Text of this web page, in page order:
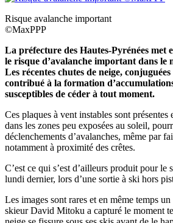
Risque avalanche important
©MaxPPP
La préfecture des Hautes-Pyrénées met
le risque d’avalanche important dans le
Les récentes chutes de neige,
contribué à la formation
susceptibles de céder à tout moment.
Ces plaques à vent instables sont
dans les zones peu exposées au soleil,
déclenchements d’avalanches, même par
notamment à proximité des crêtes.
C’est ce qui s’est d’ailleurs produit pour
lundi dernier, lors d’une sortie à ski hors
Les images sont rares et en même temps
skieur David Mitoku a capturé le moment